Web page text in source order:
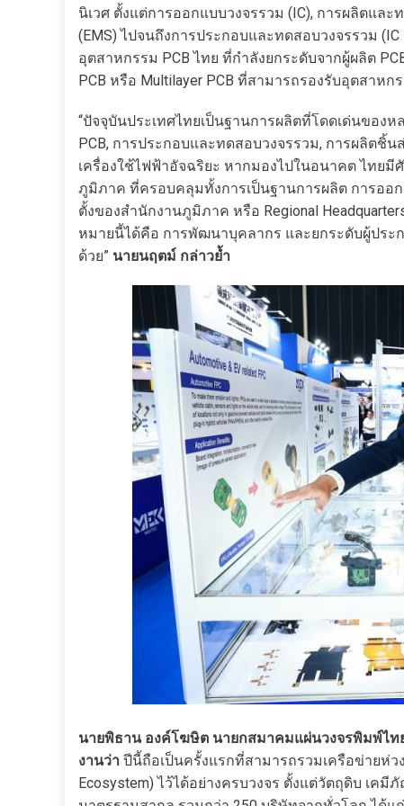
นิเวศ ตั้งแต่การออกแบบวงจรรวม (IC), การผลิตแล
(EMS) ไปจนถึงการประกอบและทดสอบวงจรรวม (IC
อุตสาหกรรม PCB ไทย ที่กำลังยกระดับจากผู้ผลิต
PCB หรือ Multilayer PCB ที่สามารถรองรับอุตสาห
“ปัจจุบันประเทศไทยเป็นฐานการผลิตที่โดดเด่นของ
PCB, การประกอบและทดสอบวงจรรวม, การผลิตชิ้
เครื่องใช้ไฟฟ้าอัจฉริยะ หากมองไปในอนาคต ไทย
ภูมิภาค ที่ครอบคลุมทั้งการเป็นฐานการผลิต การออ
ตั้งของสำนักงานภูมิภาค หรือ Regional
หมายนี้ได้คือ การพัฒนาบุคลากร และยกระดับผู้ปร
ด้วย” นายนฤตม์ กล่าวย้ำ
นายพิธาน องค์โฆษิต นายกสมาคมแผ่นวงจรพิมพ์ไท
งานว่า ปีนี้ถือเป็นครั้งแรกที่สามารถรวมเครือข่ายห่ว
Ecosystem) ไว้ได้อย่างครบวงจร ตั้งแต่วัตถุดิบ เค